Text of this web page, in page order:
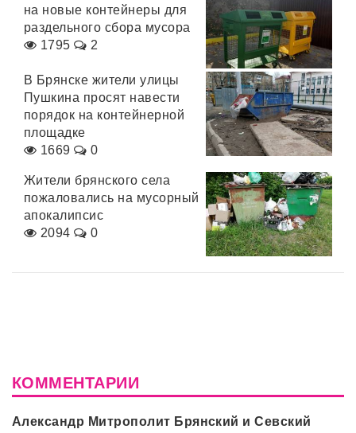
на новые контейнеры для
раздельного сбора мусора
1795
2
В Брянске жители улицы
Пушкина просят навести
порядок на контейнерной
площадке
1669
0
Жители брянского села
пожаловались на мусорный
апокалипсис
2094
0
КОММЕНТАРИИ
Александр Митрополит Брянский и Севский